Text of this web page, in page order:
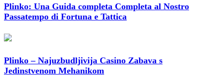
Plinko: Una Guida completa Completa al Nostro
Passatempo di Fortuna e Tattica
Plinko – Najuzbudljivija Casino Zabava s
Jedinstvenom Mehanikom